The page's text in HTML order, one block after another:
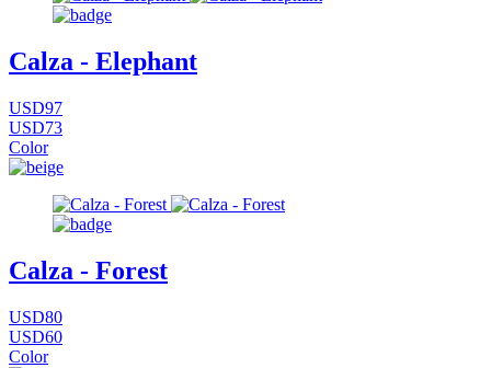
Calza - Elephant
USD97
USD73
Color
Calza - Forest
USD80
USD60
Color